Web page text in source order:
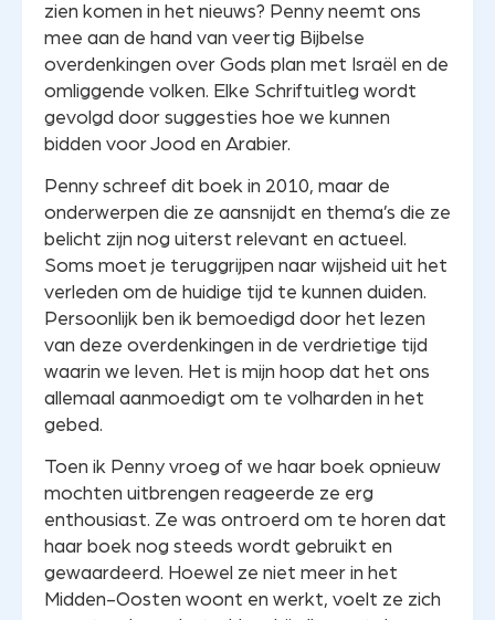
zien komen in het nieuws? Penny neemt ons
mee aan de hand van veertig Bijbelse
overdenkingen over Gods plan met Israël en de
omliggende volken. Elke Schriftuitleg wordt
gevolgd door suggesties hoe we kunnen
bidden voor Jood en Arabier.
Penny schreef dit boek in 2010, maar de
onderwerpen die ze aansnijdt en thema’s die ze
belicht zijn nog uiterst relevant en actueel.
Soms moet je teruggrijpen naar wijsheid uit het
verleden om de huidige tijd te kunnen duiden.
Persoonlijk ben ik bemoedigd door het lezen
van deze overdenkingen in de verdrietige tijd
waarin we leven. Het is mijn hoop dat het ons
allemaal aanmoedigt om te volharden in het
gebed.
Toen ik Penny vroeg of we haar boek opnieuw
mochten uitbrengen reageerde ze erg
enthousiast. Ze was ontroerd om te horen dat
haar boek nog steeds wordt gebruikt en
gewaardeerd. Hoewel ze niet meer in het
Midden-Oosten woont en werkt, voelt ze zich